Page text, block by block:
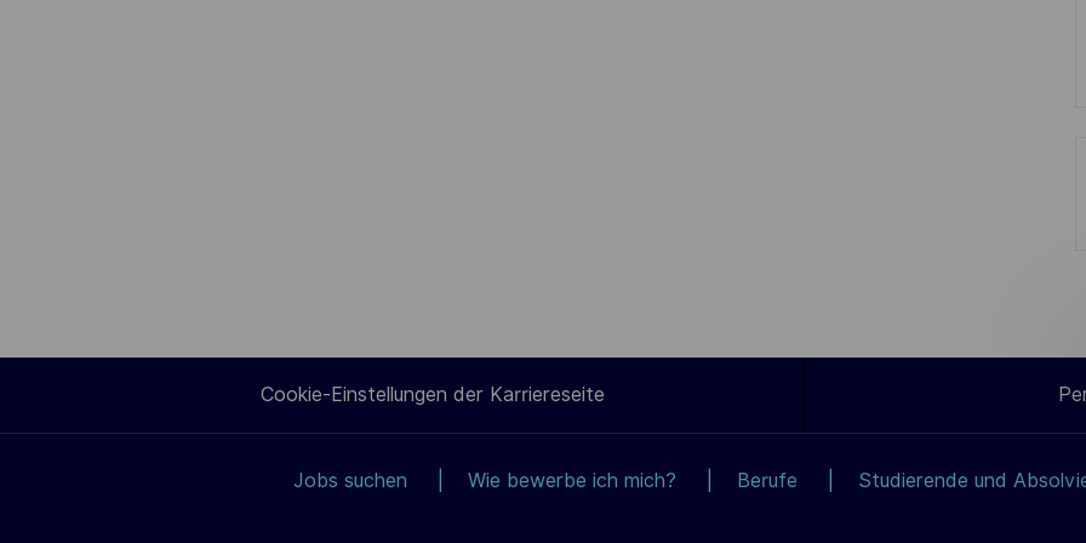
Cookie-Einstellungen der Karriereseite
Jobs suchen Wie bewerbe ich mich? Berufe Studierende und